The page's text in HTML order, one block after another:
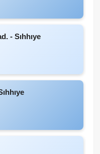
- Sıhhıye